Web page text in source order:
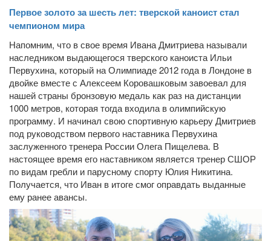
Первое золото за шесть лет: тверской каноист стал
чемпионом мира
Напомним, что в свое время Ивана Дмитриева называли
наследником выдающегося тверского каноиста Ильи
Первухина, который на Олимпиаде 2012 года в Лондоне в
двойке вместе с Алексеем Коровашковым завоевал для
нашей страны бронзовую медаль как раз на дистанции
1000 метров, которая тогда входила в олимпийскую
программу. И начинал свою спортивную карьеру Дмитриев
под руководством первого наставника Первухина
заслуженного тренера России Олега Пищелева. В
настоящее время его наставником является тренер СШОР
по видам гребли и парусному спорту Юлия Никитина.
Получается, что Иван в итоге смог оправдать выданные
ему ранее авансы.